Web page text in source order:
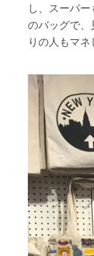
し、スーパ
のバッグで、
りの人もマ